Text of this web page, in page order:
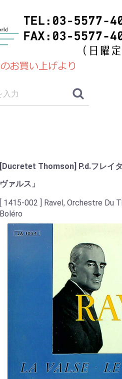
[Ducretet Thomson] P.d.フレイ
ヴァルス」
[ 1415-002 ] Ravel, Orchestre Du
Boléro